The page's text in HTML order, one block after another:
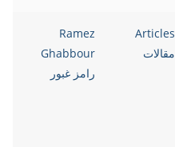
Articles
مقالات
Ramez
Ghabbour
رامز غبور